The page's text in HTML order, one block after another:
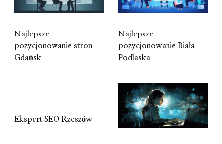
Najlepsze
pozycjonowanie stron
Gdańsk
Najlepsze
pozycjonowanie Biała
Podlaska
Ekspert SEO Rzeszów